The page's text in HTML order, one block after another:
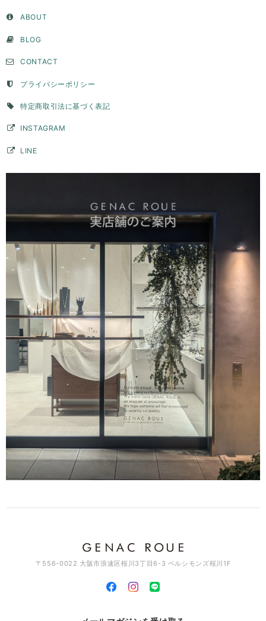
できました。たくさんの問い合わせに真摯にご対応頂きとても感謝して
います。思っていたより、いい意味でデザイン性が高く主張もあり、と
ンを通すこともできたので、リングとして使用できない時はペンダント
トップとして身につけようかなと思っています。ずっと購入を検討して
につけることができてとても満足です。購入して本当に良かったです。
がとうございました。 毎日ご愛用いただいているとの事、
クセサリーとコーディネートして頂いてもさり気なくワン
ポイントで楽しんでいただけます。お手持ちのアイテムと
色んなコーディネート楽しんでください。長くご愛用いた
願いいたします。
バーチャームリング / silver R075
2026/03/28
デザインが素敵で、また丁寧に対応頂きました。
このたびはGENAC ROUEをご愛顧いただきありがとうご
ざいました。 お気に召して頂き大変嬉しく思います。 ま
た機会がございましたらよろしくお願いいたします。 あり
がとうございました。
アソートチャームリング / silver×brass R061
素敵なデザインでとっても可愛いです♡ これから沢山使って行きますね
このたびはGENAC ROUEをご愛顧いただきありがとうご
す。ありがとうございました。
スワッグイヤカフ LSバーティカル / brass C129
ABOUT
BLOG
CONTACT
プライバシーポリシー
特定商取引法に基づく表記
INSTAGRAM
LINE
〒556-0022 大阪市浪速区桜川3丁目6-3 ベルシモンズ桜川1F